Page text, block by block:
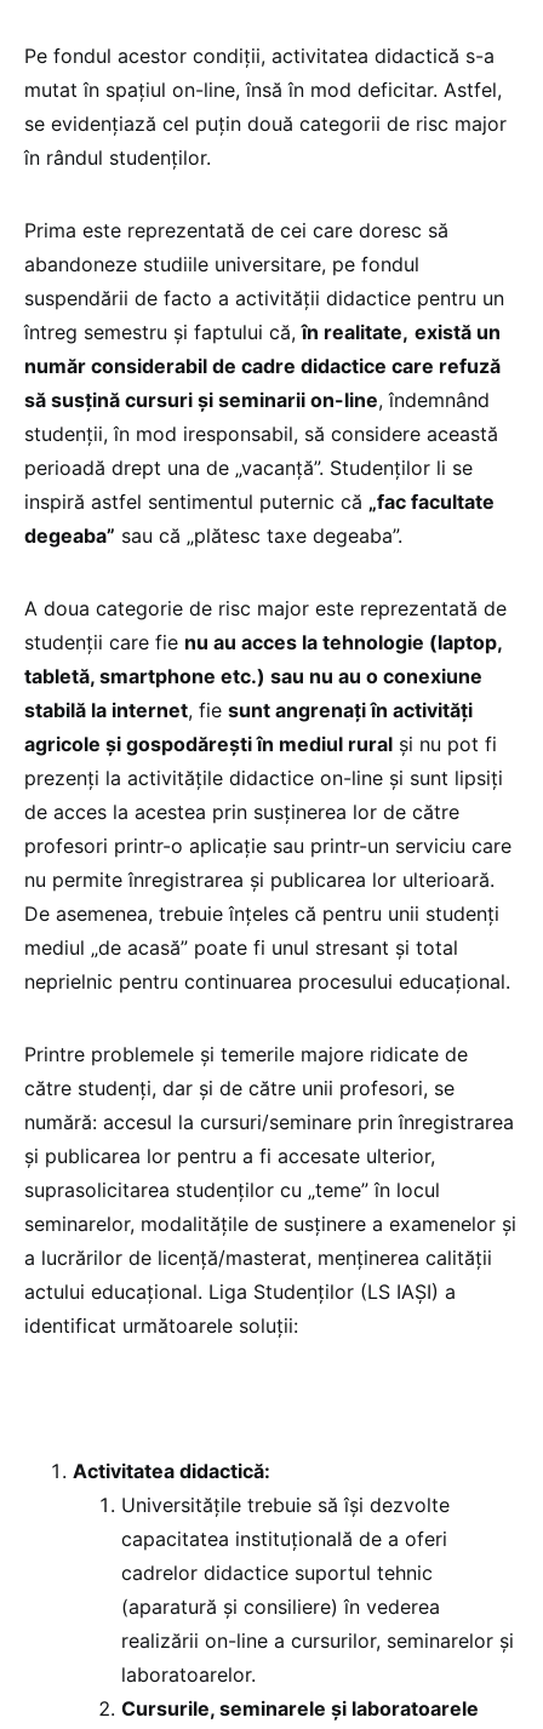
Pe fondul acestor condiții, activitatea didactică s-a
mutat în spațiul on-line, însă în mod deficitar. Astfel,
se evidențiază cel puțin două categorii de risc major
în rândul studenților.
Prima este reprezentată de cei care doresc să
abandoneze studiile universitare, pe fondul
suspendării de facto a activității didactice pentru un
întreg semestru și faptului că,în realitate, există un
număr considerabil de cadre didactice care refuză
să susțină cursuri și seminarii on-line, îndemnând
studenții, în mod iresponsabil, să considere această
perioadă drept una de „vacanță”. Studenților li se
inspiră astfel sentimentul puternic că „fac facultate
degeaba” sau că „plătesc taxe degeaba”.
A doua categorie de risc major este reprezentată de
studenții care fie nu au acces la tehnologie (laptop,
tabletă, smartphone etc.) sau nu au o conexiune
stabilă la internet, fie sunt angrenați în activități
agricole și gospodărești în mediul rural și nu pot fi
prezenți la activitățile didactice on-line și sunt lipsiți
de acces la acestea prin susținerea lor de către
profesori printr-o aplicație sau printr-un serviciu care
nu permite înregistrarea și publicarea lor ulterioară.
De asemenea, trebuie înțeles că pentru unii studenți
mediul „de acasă” poate fi unul stresant și total
neprielnic pentru continuarea procesului educațional.
Printre problemele și temerile majore ridicate de
către studenți, dar și de către unii profesori, se
numără: accesul la cursuri/seminare prin înregistrarea
și publicarea lor pentru a fi accesate ulterior,
suprasolicitarea studenților cu „teme” în locul
seminarelor, modalitățile de susținere a examenelor și
a lucrărilor de licență/masterat, menținerea calității
actului educațional. Liga Studenților (LS IAȘI) a
identificat următoarele soluții:
Activitatea didactică:
Universitățile trebuie să își dezvolte
capacitatea instituțională de a oferi
cadrelor didactice suportul tehnic
(aparatură și consiliere) în vederea
realizării on-line a cursurilor, seminarelor și
laboratoarelor.
Cursurile, seminarele şi laboratoarele